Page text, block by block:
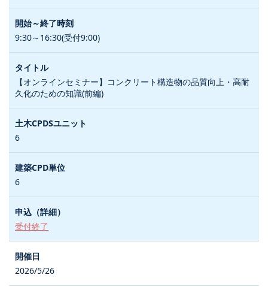
9:30～16:30(受付9:00)
【オンラインセミナー】コンクリート構造物の品質向上・高耐
久化のための知識(前編)
6
6
受付終了
2026/5/26